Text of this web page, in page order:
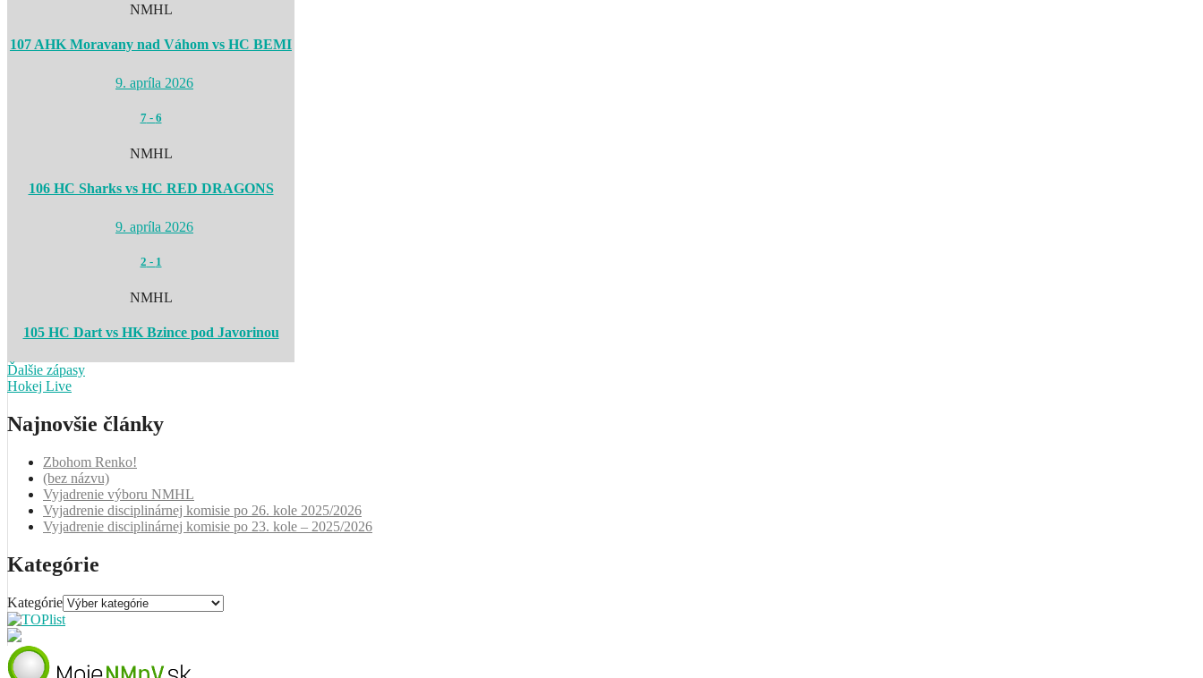
NMHL
107 AHK Moravany nad Váhom vs HC BEMI
9. apríla 2026
7- 6
NMHL
106 HC Sharks vs HC RED DRAGONS
9. apríla 2026
2 - 1
NMHL
105 HC Dart vs HK Bzince pod Javorinou
Ďalšie zápasy
Hokej Live
Najnovšie články
Zbohom Renko!
(bez názvu)
Vyjadrenie výboru NMHL
Vyjadrenie disciplinárnej komisie po 26. kole 2025/2026
Vyjadrenie disciplinárnej komisie po 23. kole – 2025/2026
Kategórie
Kategórie